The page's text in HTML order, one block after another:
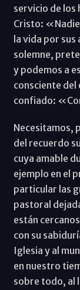
servicio de los
Cristo:
la vida por
solemne,
y podemos a
consciente del
confiado:
Necesitamos,
del recuerdo
cuya amable
ejemplo en el
particular las
pastoral
están
con su
Iglesia y al
en nuestro
sobre todo, al